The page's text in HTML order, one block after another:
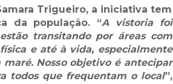
Trigueiro, a iniciativa tem
da população. “A vistoria foi
transitando por áreas com
e até à vida, especialmente
maré. Nosso objetivo é antecipar
todos que frequentam o local”,